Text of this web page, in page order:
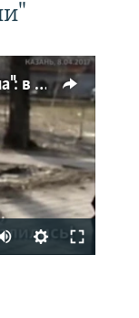
"Наш дурдом голосует за Путина": в Казани прошел арт-пикет "Открытой России"